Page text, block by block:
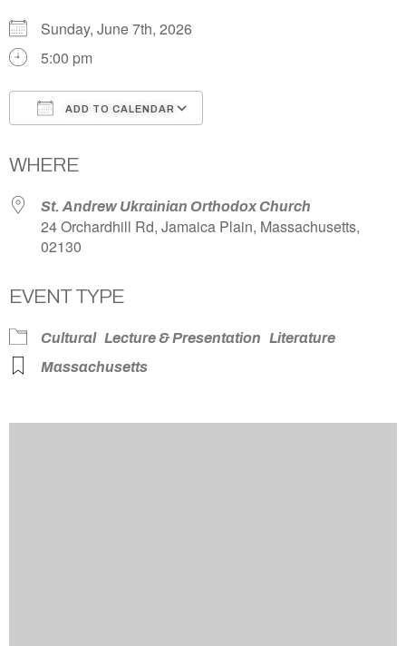
Sunday, June 7th, 2026
5:00 pm
ADD TO CALENDAR
WHERE
St. Andrew Ukrainian Orthodox Church
24 Orchardhill Rd, Jamaica Plain, Massachusetts,
02130
EVENT TYPE
Cultural Lecture & Presentation Literature
Massachusetts